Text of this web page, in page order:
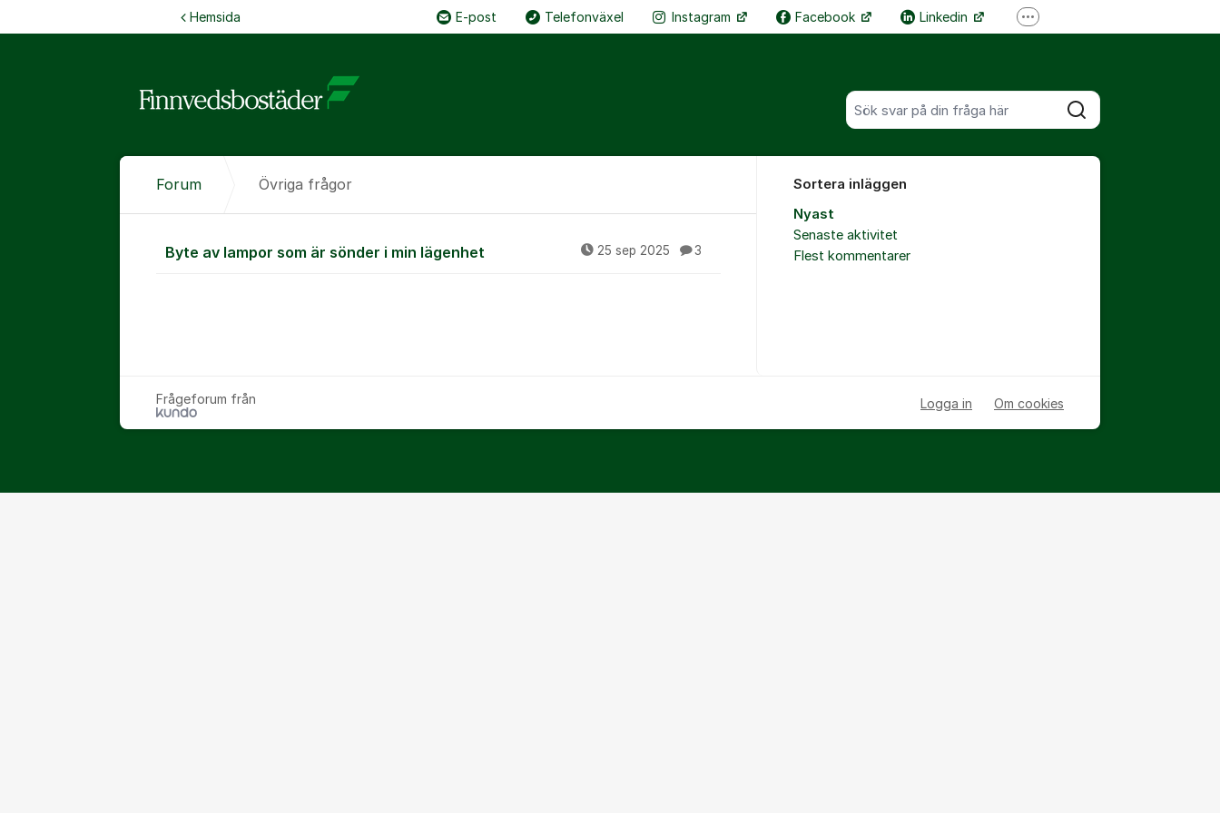
Sök bland alla inlägg
Sök
Hemsida E-post Telefonväxel Instagram Facebook Linkedin Fler supportlänkar
Forum Övriga frågor
Övriga frågor
Byte av lampor som är sönder i min lägenhet 25 sep 2025 3
Sortera inläggen
Nyast
Senaste aktivitet
Flest kommentarer
Frågeforum från Logga in Om cookies